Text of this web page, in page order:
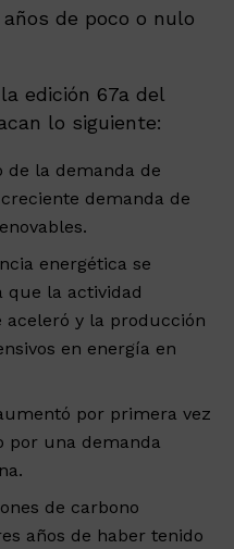
de poco o nulo
edición 67a del
lo siguiente:
la demanda de
demanda de
energética se
que la actividad
aceleró y la producción
en energía en
por primera vez
por una demanda
de carbono
años de haber tenido